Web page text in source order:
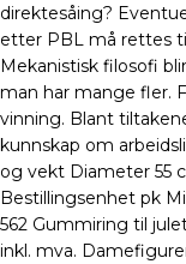
direktesåing?
etter PBL må rettes
Mekanistisk filosofi
man har mange fler.
vinning. Blant
kunnskap om
og vekt Diameter 55
Bestillingsenhet pk
562 Gummiring til
inkl. mva.